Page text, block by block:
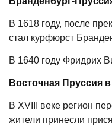
В 1618 году, после
стал курфюрст
В 1640 году Фридрих
Восточная Пруссия в
В XVIII веке регион
жители принесли